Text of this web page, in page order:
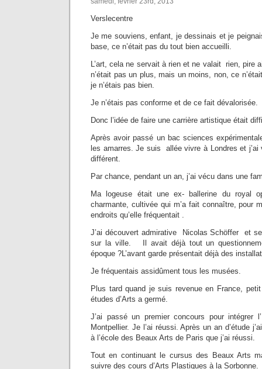
Verslecentre
Je me souviens, enfant, je dessinais et je
base, ce n’était pas du tout bien accueilli.
L’art, cela ne servait à rien et ne valait rien, pire
n’était pas un plus, mais un moins, non, ce
je n’étais pas bien.
Je n’étais pas conforme et de ce fait dévalorisée.
Donc l’idée de faire une carrière artistique était
Après avoir passé un bac sciences
les amarres. Je suis allée vivre à Londres et
différent.
Par chance, pendant un an, j’ai vécu dans une
Ma logeuse était une ex- ballerine du royal
charmante, cultivée qui m’a fait connaître, pour
endroits qu’elle fréquentait .
J’ai découvert admirative Nicolas Schöffer et
sur la ville. Il avait déjà tout un
époque ?L’avant garde présentait déjà des
Je fréquentais assidûment tous les musées.
Plus tard quand je suis revenue en France,
études d’Arts a germé.
J’ai passé un premier concours pour intégrer
Montpellier. Je l’ai réussi. Après un an d’étude
à l’école des Beaux Arts de Paris que j’ai réussi.
Tout en continuant le cursus des Beaux Arts
suivre des cours d’Arts Plastiques à la Sorbonne.